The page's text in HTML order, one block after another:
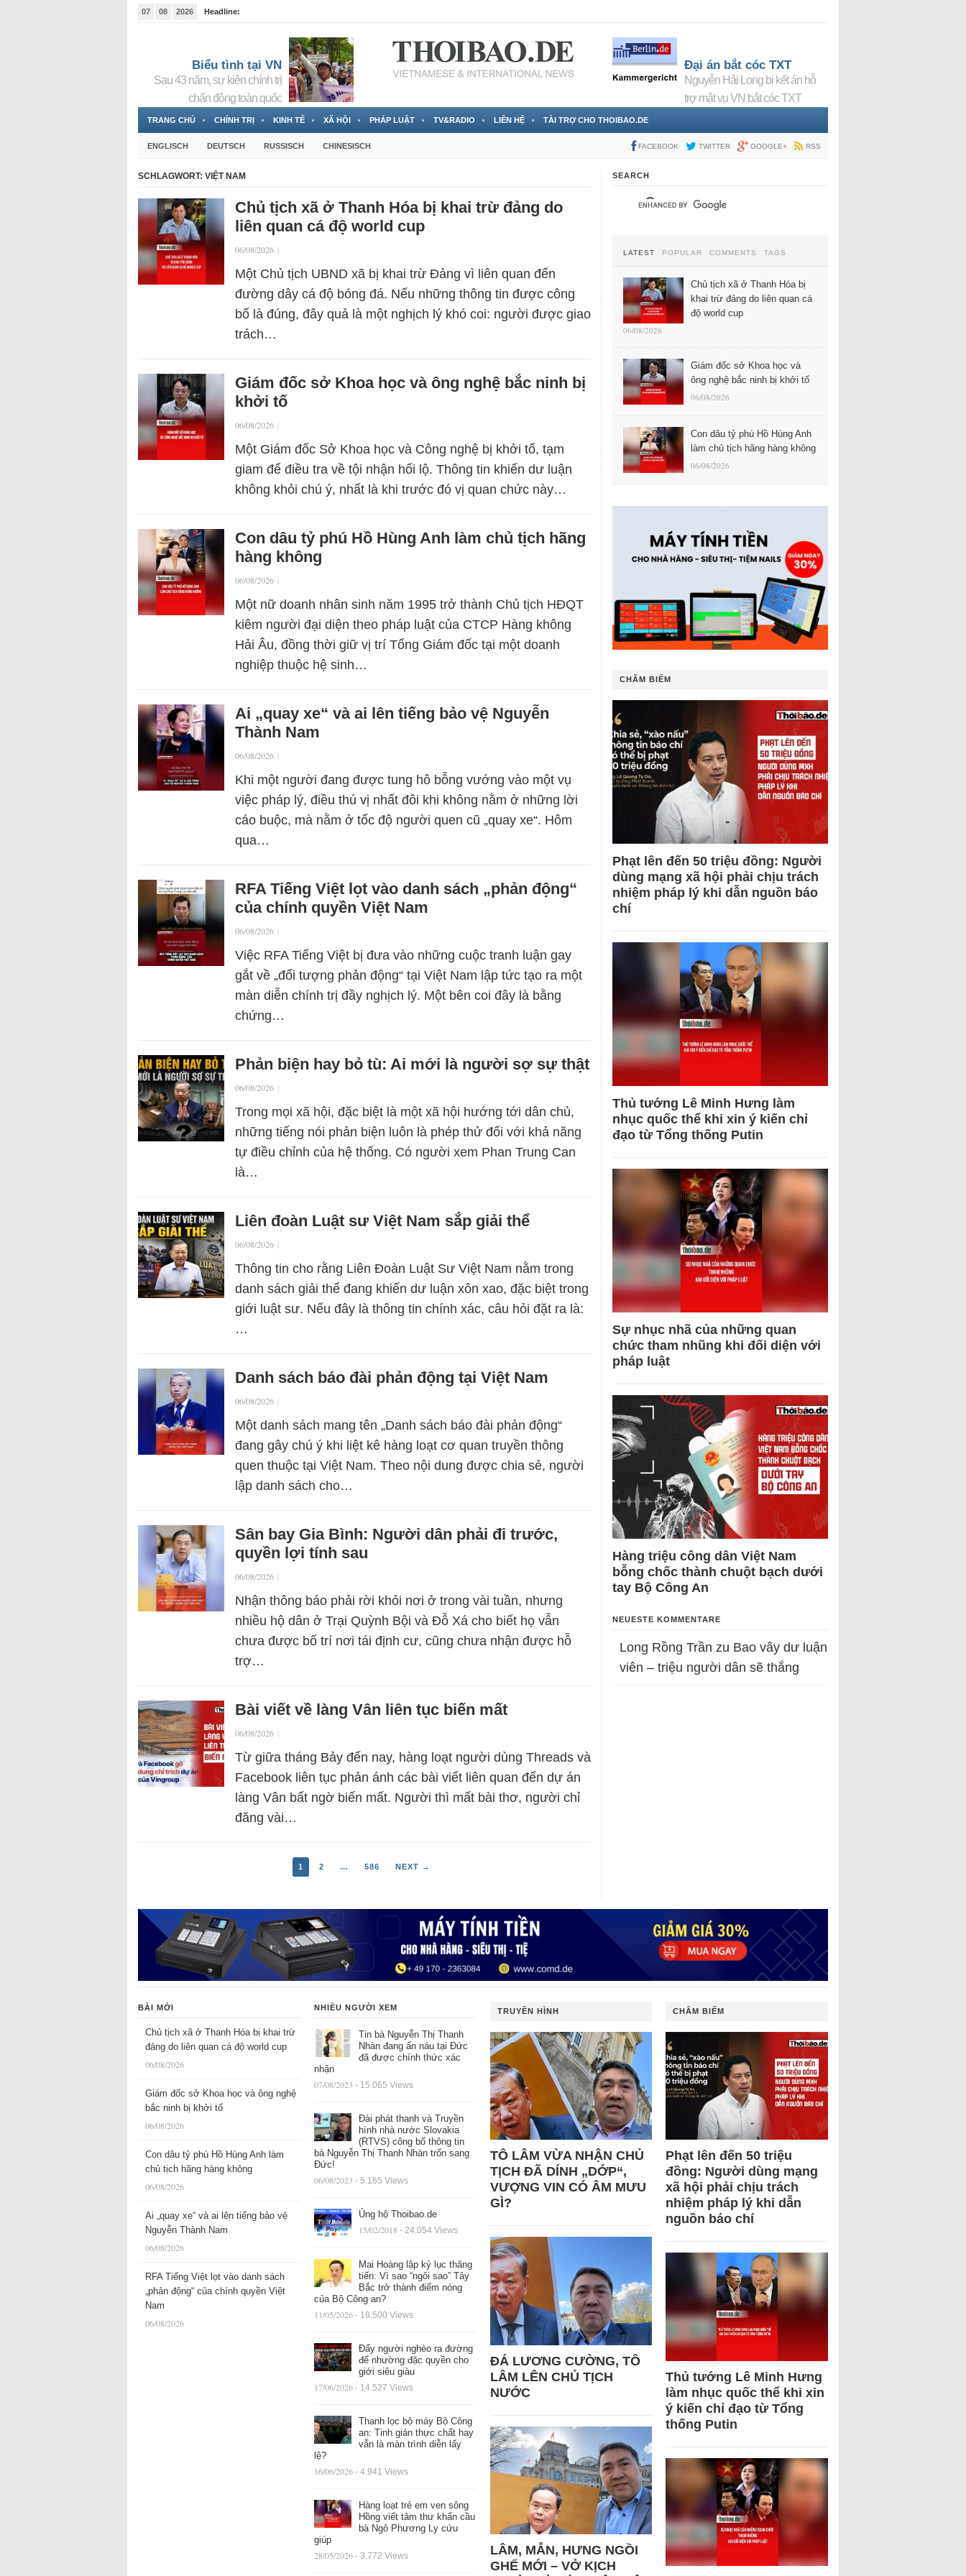
07 08 2026
Headline:
Biểu tình tại VN
Sau 43 năm, sự kiện chính trị
chấn động toàn quốc
Đại án bắt cóc TXT
Nguyễn Hải Long bị kết án hỗ
trợ mật vụ VN bắt cóc TXT
TRANG CHỦ CHÍNH TRỊ KINH TẾ XÃ HỘI PHÁP LUẬT TV&RADIO LIÊN HỆ TÀI TRỢ CHO THOIBAO.DE
ENGLISCH DEUTSCH RUSSISCH CHINESISCH FACEBOOK TWITTER GOOGLE+ RSS
SCHLAGWORT: VIỆT NAM
Chủ tịch xã ở Thanh Hóa bị khai trừ đảng do
liên quan cá độ world cup
06/08/2026 |
Một Chủ tịch UBND xã bị khai trừ Đảng vì liên quan đến
đường dây cá độ bóng đá. Nếu những thông tin được công
bố là đúng, đây quả là một nghịch lý khó coi: người được giao
trách…
Giám đốc sở Khoa học và ông nghệ bắc ninh bị
khởi tố
06/08/2026 |
Một Giám đốc Sở Khoa học và Công nghệ bị khởi tố, tạm
giam để điều tra về tội nhận hối lộ. Thông tin khiến dư luận
không khỏi chú ý, nhất là khi trước đó vị quan chức này…
Con dâu tỷ phú Hồ Hùng Anh làm chủ tịch hãng
hàng không
06/08/2026 |
Một nữ doanh nhân sinh năm 1995 trở thành Chủ tịch HĐQT
kiêm người đại diện theo pháp luật của CTCP Hàng không
Hải Âu, đồng thời giữ vị trí Tổng Giám đốc tại một doanh
nghiệp thuộc hệ sinh…
Ai „quay xe“ và ai lên tiếng bảo vệ Nguyễn
Thành Nam
06/08/2026 |
Khi một người đang được tung hô bỗng vướng vào một vụ
việc pháp lý, điều thú vị nhất đôi khi không nằm ở những lời
cáo buộc, mà nằm ở tốc độ người quen cũ „quay xe“. Hôm
qua…
RFA Tiếng Việt lọt vào danh sách „phản động“
của chính quyền Việt Nam
06/08/2026 |
Việc RFA Tiếng Việt bị đưa vào những cuộc tranh luận gay
gắt về „đối tượng phản động“ tại Việt Nam lập tức tạo ra một
màn diễn chính trị đầy nghịch lý. Một bên coi đây là bằng
chứng…
Phản biện hay bỏ tù: Ai mới là người sợ sự thật
06/08/2026 |
Trong mọi xã hội, đặc biệt là một xã hội hướng tới dân chủ,
những tiếng nói phản biện luôn là phép thử đối với khả năng
tự điều chỉnh của hệ thống. Có người xem Phan Trung Can
là…
Liên đoàn Luật sư Việt Nam sắp giải thể
06/08/2026 |
Thông tin cho rằng Liên Đoàn Luật Sư Việt Nam nằm trong
danh sách giải thể đang khiến dư luận xôn xao, đặc biệt trong
giới luật sư. Nếu đây là thông tin chính xác, câu hỏi đặt ra là:
…
Danh sách báo đài phản động tại Việt Nam
06/08/2026 |
Một danh sách mang tên „Danh sách báo đài phản động“
đang gây chú ý khi liệt kê hàng loạt cơ quan truyền thông
quen thuộc tại Việt Nam. Theo nội dung được chia sẻ, người
lập danh sách cho…
Sân bay Gia Bình: Người dân phải đi trước,
quyền lợi tính sau
06/08/2026 |
Nhận thông báo phải rời khỏi nơi ở trong vài tuần, nhưng
nhiều hộ dân ở Trại Quỳnh Bội và Đỗ Xá cho biết họ vẫn
chưa được bố trí nơi tái định cư, cũng chưa nhận được hỗ
trợ…
Bài viết về làng Vân liên tục biến mất
06/08/2026 |
Từ giữa tháng Bảy đến nay, hàng loạt người dùng Threads và
Facebook liên tục phản ánh các bài viết liên quan đến dự án
làng Vân bất ngờ biến mất. Người thì mất bài thơ, người chỉ
đăng vài…
1 2 … 586 NEXT →
SEARCH
LATEST POPULAR COMMENTS TAGS
Chủ tịch xã ở Thanh Hóa bị
khai trừ đảng do liên quan cá
độ world cup
06/08/2026
Giám đốc sở Khoa học và
ông nghệ bắc ninh bị khởi tố
06/08/2026
Con dâu tỷ phú Hồ Hùng Anh
làm chủ tịch hãng hàng không
06/08/2026
CHÂM BIẾM
Phạt lên đến 50 triệu đồng: Người
dùng mạng xã hội phải chịu trách
nhiệm pháp lý khi dẫn nguồn báo
chí
Thủ tướng Lê Minh Hưng làm
nhục quốc thể khi xin ý kiến chỉ
đạo từ Tổng thống Putin
Sự nhục nhã của những quan
chức tham nhũng khi đối diện với
pháp luật
Hàng triệu công dân Việt Nam
bỗng chốc thành chuột bạch dưới
tay Bộ Công An
NEUESTE KOMMENTARE
Long Rồng Trần zu Bao vây dư luận
viên – triệu người dân sẽ thắng
BÀI MỚI
Chủ tịch xã ở Thanh Hóa bị khai trừ
đảng do liên quan cá độ world cup
06/08/2026
Giám đốc sở Khoa học và ông nghệ
bắc ninh bị khởi tố
06/08/2026
Con dâu tỷ phú Hồ Hùng Anh làm
chủ tịch hãng hàng không
06/08/2026
Ai „quay xe“ và ai lên tiếng bảo vệ
Nguyễn Thành Nam
06/08/2026
RFA Tiếng Việt lọt vào danh sách
„phản động“ của chính quyền Việt
Nam
06/08/2026
NHIỀU NGƯỜI XEM
Tin bà Nguyễn Thị Thanh
Nhàn đang ẩn náu tại Đức
đã được chính thức xác
nhận
07/08/2023 - 15.065 Views
Đài phát thanh và Truyền
hình nhà nước Slovakia
(RTVS) công bố thông tin
bà Nguyễn Thị Thanh Nhàn trốn sang
Đức!
06/08/2023 - 5.165 Views
Ủng hộ Thoibao.de
15/02/2018 - 24.054 Views
Mai Hoàng lập kỷ lục thăng
tiến: Vì sao “ngôi sao” Tây
Bắc trở thành điểm nóng
của Bộ Công an?
11/05/2026 - 18.500 Views
Đẩy người nghèo ra đường
để nhường đặc quyền cho
giới siêu giàu
17/06/2026 - 14.527 Views
Thanh lọc bộ máy Bộ Công
an: Tinh giản thực chất hay
vẫn là màn trình diễn lấy
lệ?
16/06/2026 - 4.941 Views
Hàng loạt trẻ em ven sông
Hồng viết tâm thư khẩn cầu
bà Ngô Phương Ly cứu
giúp
28/05/2026 - 3.772 Views
TRUYỀN HÌNH
TÔ LÂM VỪA NHẬN CHỦ
TỊCH ĐÃ DÍNH „DỚP“,
VƯỢNG VIN CÓ ÂM MƯU
GÌ?
ĐÁ LƯƠNG CƯỜNG, TÔ
LÂM LÊN CHỦ TỊCH
NƯỚC
LÂM, MẪN, HƯNG NGỒI
GHẾ MỚI – VỞ KỊCH
CHÂM BIẾM
Phạt lên đến 50 triệu
đồng: Người dùng mạng
xã hội phải chịu trách
nhiệm pháp lý khi dẫn
nguồn báo chí
Thủ tướng Lê Minh Hưng
làm nhục quốc thể khi xin
ý kiến chỉ đạo từ Tổng
thống Putin